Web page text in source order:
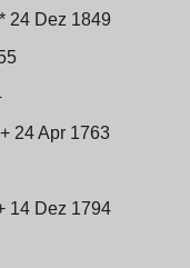
* 24 Dez 1849
24 Apr 1763
14 Dez 1794